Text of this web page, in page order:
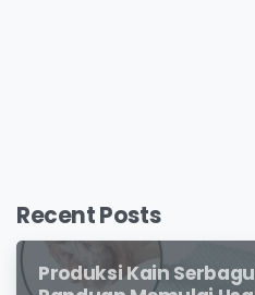
Recent Posts
Produksi Kain